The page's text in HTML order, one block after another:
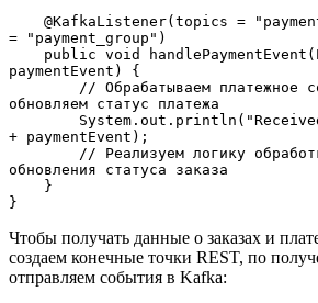
= "payment_group")
paymentEvent) {
обновляем статус платежа
+ paymentEvent);
обновления статуса заказа
    }
}
Чтобы получать данные о заказах и
создаем конечные точки REST, по
отправляем события в Kafka: